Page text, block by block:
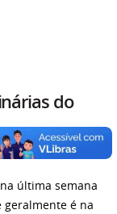
do
última semana
geralmente é na